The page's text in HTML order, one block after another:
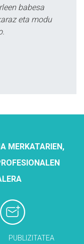
babesa
eta modu
MERKATARIEN,
PUBLIZITATEA